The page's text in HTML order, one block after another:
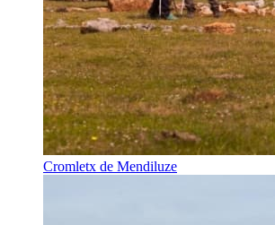
Cromletx de Mendiluze